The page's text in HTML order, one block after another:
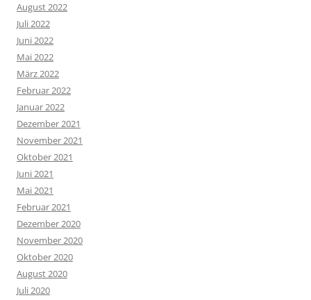
August 2022
Juli 2022
Juni 2022
Mai 2022
März 2022
Februar 2022
Januar 2022
Dezember 2021
November 2021
Oktober 2021
Juni 2021
Mai 2021
Februar 2021
Dezember 2020
November 2020
Oktober 2020
August 2020
Juli 2020